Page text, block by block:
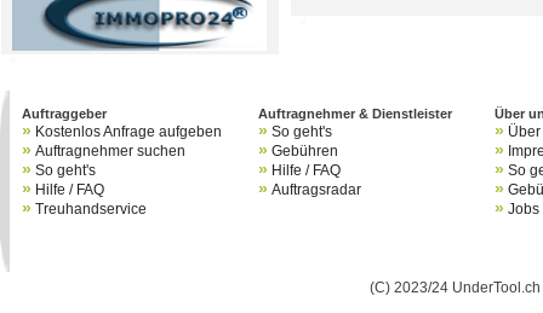
Auftraggeber
» Kostenlos Anfrage aufgeben
» Auftragnehmer suchen
» So geht's
» Hilfe / FAQ
» Treuhandservice
Auftragnehmer & Dienstleister
» So geht's
» Gebühren
» Hilfe / FAQ
» Auftragsradar
Über
»
»
» So
»
» Jobs
(C) 2023/24